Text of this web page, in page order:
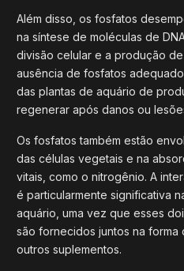
Além disso, os fosfatos
na síntese de moléculas de
divisão celular e a produção
ausência de fosfatos
das plantas de aquário de
regenerar após danos ou
Os fosfatos também estão
das células vegetais e na
vitais, como o nitrogênio. A
é particularmente significativa
aquário, uma vez que esses
são fornecidos juntos na
outros suplementos.